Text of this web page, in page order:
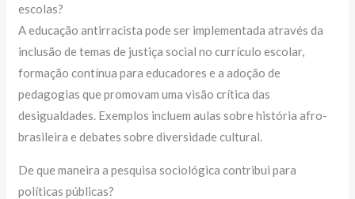
escolas?
A educação antirracista pode ser implementada através da
inclusão de temas de justiça social no currículo escolar,
formação contínua para educadores e a adoção de
pedagogias que promovam uma visão crítica das
desigualdades. Exemplos incluem aulas sobre história afro-
brasileira e debates sobre diversidade cultural.
De que maneira a pesquisa sociológica contribui para
políticas públicas?